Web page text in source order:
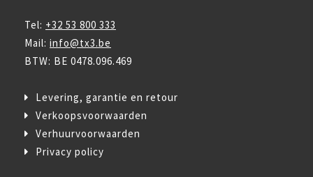
Tel: +32 53 800 333
Mail: info@tx3.be
BTW: BE 0478.096.469
Levering, garantie en retour
Verkoopsvoorwaarden
Verhuurvoorwaarden
Privacy policy